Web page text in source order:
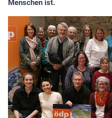
Menschen ist.